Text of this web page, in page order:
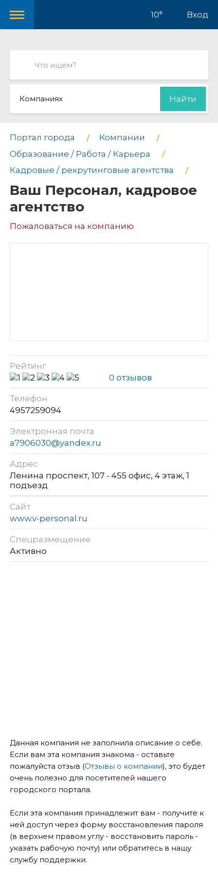
10° Вход
Компаниях Найти
Портал города
Компании
Образование / Работа / Карьера
Кадровые / рекрутинговые агентства
Ваш Персонал, кадровое
агентство
Пожаловаться на компанию
Рейтинг
0 отзывов
Телефон
4957259094
Электронная почта
a7906030@yandex.ru
Адрес
Ленина проспект, 107 - 455 офис, 4 этаж, 1
подъезд
Сайт
www.v-personal.ru
Спецразмещение
Активно
Данная компания не заполнила описание о себе.
Если вам эта компания знакома - оставьте
пожалуйста отзыв (Отзывы о компании), это будет
очень полезно для посетителей нашего
городского портала.
Если эта компания принадлежит вам - получите к
ней доступ через форму восстановления пароля
(в верхнем правом углу - восстановить пароль -
указать рабочую почту) или обратитесь в нашу
службу поддержки.